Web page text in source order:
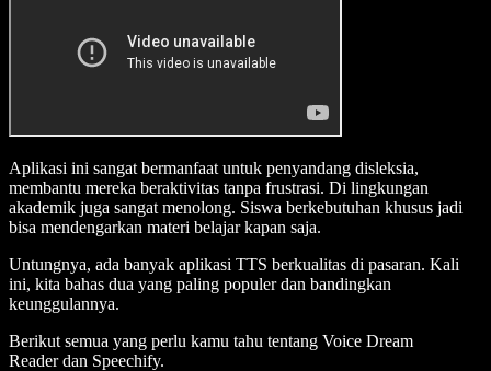
Aplikasi ini sangat bermanfaat untuk penyandang disleksia,
membantu mereka beraktivitas tanpa frustrasi. Di lingkungan
akademik juga sangat menolong. Siswa berkebutuhan khusus jadi
bisa mendengarkan materi belajar kapan saja.
Untungnya, ada banyak aplikasi TTS berkualitas di pasaran. Kali
ini, kita bahas dua yang paling populer dan bandingkan
keunggulannya.
Berikut semua yang perlu kamu tahu tentang Voice Dream
Reader dan Speechify.